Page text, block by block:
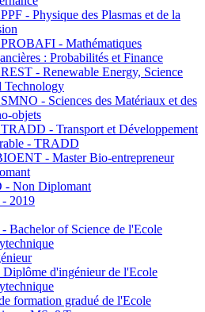
- Physique des Plasmas et de la
- Mathématiques
: Probabilités et Finance
- Renewable Energy, Science
Technology
- Sciences des Matériaux et des
objets
- Transport et Développement
- TRADD
- Master Bio-entrepreneur
- Non Diplomant
- 2019
Bachelor of Science de l'Ecole
d'ingénieur de l'Ecole
formation gradué de l'Ecole